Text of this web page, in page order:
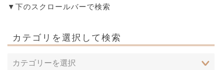
▼下のスクロールバーで検索
カテゴリを選択して検索